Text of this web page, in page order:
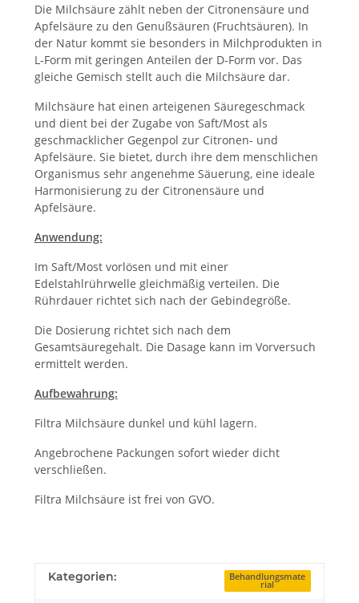
Die Milchsäure zählt neben der Citronensäure und
Apfelsäure zu den Genußsäuren (Fruchtsäuren). In
der Natur kommt sie besonders in Milchprodukten in
L-Form mit geringen Anteilen der D-Form vor. Das
gleiche Gemisch stellt auch die Milchsäure dar.
Milchsäure hat einen arteigenen Säuregeschmack
und dient bei der Zugabe von Saft/Most als
geschmacklicher Gegenpol zur Citronen- und
Apfelsäure. Sie bietet, durch ihre dem menschlichen
Organismus sehr angenehme Säuerung, eine ideale
Harmonisierung zu der Citronensäure und
Apfelsäure.
Anwendung:
Im Saft/Most vorlösen und mit einer
Edelstahlrührwelle gleichmäßig verteilen. Die
Rührdauer richtet sich nach der Gebindegröße.
Die Dosierung richtet sich nach dem
Gesamtsäuregehalt. Die Dasage kann im Vorversuch
ermittelt werden.
Aufbewahrung:
Filtra Milchsäure dunkel und kühl lagern.
Angebrochene Packungen sofort wieder dicht
verschließen.
Filtra Milchsäure ist frei von GVO.
Kategorien: Behandlungsmate
rial